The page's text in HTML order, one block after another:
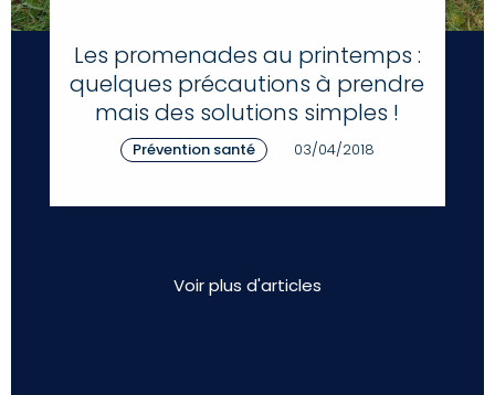
Les promenades au printemps :
quelques précautions à prendre
mais des solutions simples !
Prévention santé 03/04/2018
Voir plus d'articles